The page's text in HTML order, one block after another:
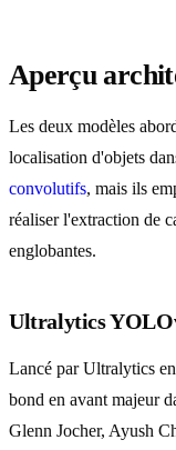
Aperçu
Les deux modèles
localisation d'objets
convolutifs, mais ils
réaliser l'extraction de
englobantes.
Ultralytics
Lancé par Ultralytics
bond en avant majeur
Glenn Jocher, Ayush